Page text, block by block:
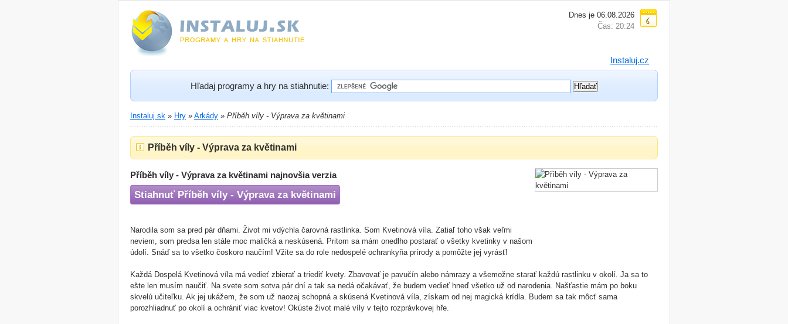
Dnes je 06.08.2026
Čas: 20:24
Instaluj.cz
Hľadaj programy a hry na stiahnutie:
Instaluj.sk » Hry » Arkády » Příběh víly - Výprava za květinami
Příběh víly - Výprava za květinami
Příběh víly - Výprava za květinami najnovšia verzia
Stiahnuť Příběh víly - Výprava za květinami
Narodila som sa pred pár dňami. Život mi vdýchla čarovná rastlinka. Som Kvetinová víla. Zatiaľ toho však veľmi
neviem, som predsa len stále moc maličká a neskúsená. Pritom sa mám onedlho postarať o všetky kvetinky v našom
údolí. Snáď sa to všetko čoskoro naučím! Vžite sa do role nedospelé ochrankyňa prírody a pomôžte jej vyrásť!
Každá Dospelá Kvetinová víla má vedieť zbierať a triediť kvety. Zbavovať je pavučín alebo námrazy a všemožne starať každú rastlinku v okolí. Ja sa to
ešte len musím naučiť. Na svete som sotva pár dní a tak sa nedá očakávať, že budem vedieť hneď všetko už od narodenia. Našťastie mám po boku
skvelú učiteľku. Ak jej ukážem, že som už naozaj schopná a skúsená Kvetinová víla, získam od nej magická krídla. Budem sa tak môcť sama
porozhliadnuť po okolí a ochrániť viac kvetov! Okúste život malé víly v tejto rozprávkovej hře.